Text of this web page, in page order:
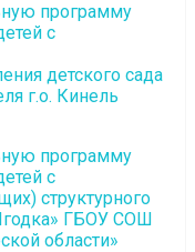
программу
с
детского сада
г.о. Кинель
программу
с
структурного
ГБОУ СОШ
области»